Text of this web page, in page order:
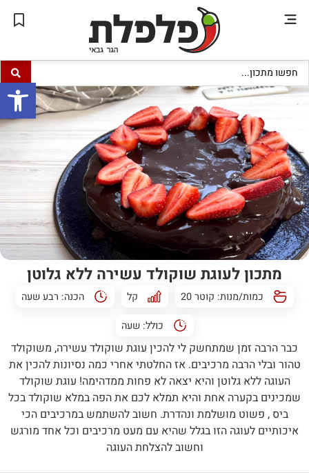
פתח
מתכון לעוגת שוקולד עשירה ללא גלוטן
כמות/מנות: קוטר 20 קל הכנה: רבע שעה
כולל: שעה
כבר הרבה זמן שמתחשק לי להכין עוגת שוקולד עשירה, משוקולד
טהור ובלי הרבה מרכיבים. אז החלטתי אחרי כמה נסיונות להכין את
העוגה ללא גלוטן והיא יצאה לא פחות ממדהימה! עוגת שוקולד
שמכינים בקערה אחת והיא תמלא לכם את הפה במלא שוקולד בכל
ביס , פשוט מושלמת ונהדרת. חשוב להשתמש במרכיבים הכי
איכותיים לעוגה הזו בגלל שהיא עם מעט מרכיבים וכל אחד מורגש
וחשוב להצלחת העוגה